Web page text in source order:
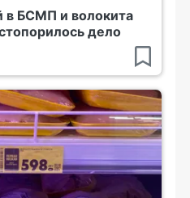
в БСМП и волокита
дело